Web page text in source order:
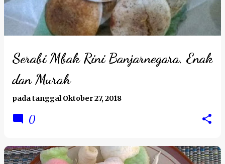
t
n
Serabi Mbak Rini Banjarnegara, Enak
dan Murah
pada tanggalOktober 27, 2018
0